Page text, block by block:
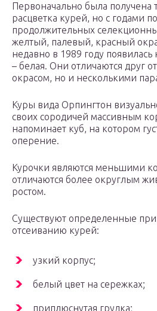
Первоначально была получена
расцветка курей, но с годами
продолжительных
желтый, палевый, красный
недавно в 1989 году появилась
– белая. Они отличаются друг
окрасом, но и несколькими
Куры вида Орпингтон
своих сородичей массивным
напоминает куб, на котором
оперение.
Курочки являются меньшими
отличаются более округлым
ростом.
Существуют определенные
отсеиванию курей:
узкий корпус;
белый цвет на сережках;
приплюснутая грудка;